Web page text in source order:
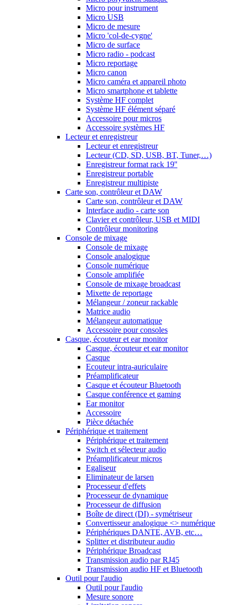
Micro pour instrument
Micro USB
Micro de mesure
Micro 'col-de-cygne'
Micro de surface
Micro radio - podcast
Micro reportage
Micro canon
Micro caméra et appareil photo
Micro smartphone et tablette
Système HF complet
Système HF élément séparé
Accessoire pour micros
Accessoire systèmes HF
Lecteur et enregistreur
Lecteur et enregistreur
Lecteur (CD, SD, USB, BT, Tuner,…)
Enregistreur format rack 19''
Enregistreur portable
Enregistreur multipiste
Carte son, contrôleur et DAW
Carte son, contrôleur et DAW
Interface audio - carte son
Clavier et contrôleur, USB et MIDI
Contrôleur monitoring
Console de mixage
Console de mixage
Console analogique
Console numérique
Console amplifiée
Console de mixage broadcast
Mixette de reportage
Mélangeur / zoneur rackable
Matrice audio
Mélangeur automatique
Accessoire pour consoles
Casque, écouteur et ear monitor
Casque, écouteur et ear monitor
Casque
Ecouteur intra-auriculaire
Préamplificateur
Casque et écouteur Bluetooth
Casque conférence et gaming
Ear monitor
Accessoire
Pièce détachée
Périphérique et traitement
Périphérique et traitement
Switch et sélecteur audio
Préamplificateur micros
Egaliseur
Eliminateur de larsen
Processeur d'effets
Processeur de dynamique
Processeur de diffusion
Boîte de direct (DI) - symétriseur
Convertisseur analogique <> numérique
Périphériques DANTE, AVB, etc…
Splitter et distributeur audio
Périphérique Broadcast
Transmission audio par RJ45
Transmission audio HF et Bluetooth
Outil pour l'audio
Outil pour l'audio
Mesure sonore